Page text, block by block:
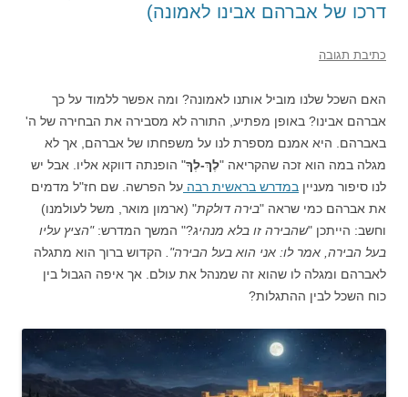
דרכו של אברהם אבינו לאמונה)
כתיבת תגובה
האם השכל שלנו מוביל אותנו לאמונה? ומה אפשר ללמוד על כך
אברהם אבינו? באופן מפתיע, התורה לא מסבירה את הבחירה של ה'
באברהם. היא אמנם מספרת לנו על משפחתו של אברהם, אך לא
מגלה במה הוא זכה שהקריאה "לֶךְ-לְךָ" הופנתה דווקא אליו. אבל יש
לנו סיפור מעניין במדרש בראשית רבה על הפרשה. שם חז"ל מדמים
את אברהם כמי שראה "בירה דולקת" (ארמון מואר, משל לעולמנו)
וחשב: הייתכן "שהבירה זו בלא מנהיג?" המשך המדרש:"הציץ עליו
בעל הבירה, אמר לו: אני הוא בעל הבירה".
הקדוש ברוך הוא מתגלה
לאברהם ומגלה לו שהוא זה שמנהל את עולם. אך איפה הגבול בין
כוח השכל לבין ההתגלות?